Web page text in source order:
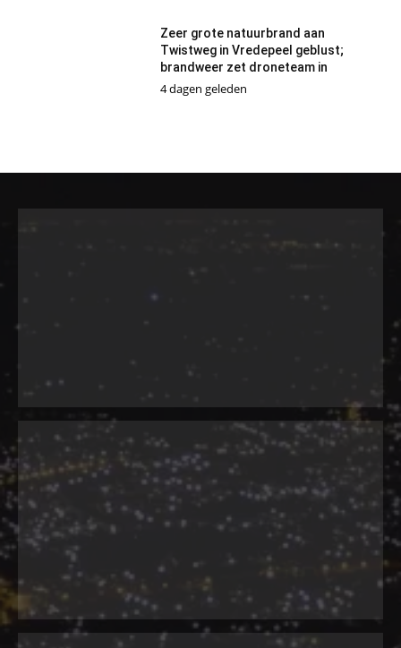
Zeer grote natuurbrand aan
Twistweg in Vredepeel geblust;
brandweer zet droneteam in
4 dagen geleden